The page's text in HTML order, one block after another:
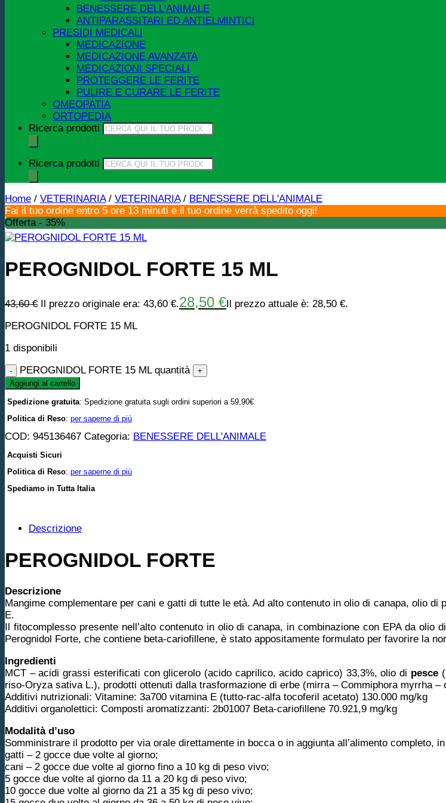
BENESSERE DELL'ANIMALE
ANTIPARASSITARI ED ANTIELMINTICI
PRESIDI MEDICALI
MEDICAZIONE
MEDICAZIONE AVANZATA
MEDICAZIONI SPECIALI
PROTEGGERE LE FERITE
PULIRE E CURARE LE FERITE
OMEOPATIA
ORTOPEDIA
Ricerca prodotti
Ricerca prodotti
Home / VETERINARIA / VETERINARIA / BENESSERE DELL'ANIMALE
Fai il tuo ordine entro 5 ore 13 minuti e il tuo ordine verrà spedito oggi!
Offerta - 35%
PEROGNIDOL FORTE 15 ML
43,60€ Il prezzo originale era: 43,60 €.28,50 €Il prezzo attuale è: 28,50 €.
PEROGNIDOL FORTE 15 ML
1 disponibili
PEROGNIDOL FORTE 15 ML quantità
Aggiungi al carrello
Spedizione gratuita: Spedizione gratuita sugli ordini superiori a 59,90€
Politica di Reso: per saperne di più
COD: 945136467 Categoria: BENESSERE DELL'ANIMALE
Acquisti Sicuri
Politica di Reso: per saperne di più
Spediamo in Tutta Italia
Descrizione
PEROGNIDOL FORTE
Descrizione
Mangime complementare per cani e gatti di tutte le età. Ad alto contenuto in olio di canapa, olio
E.
Il fitocomplesso presente nell’alto contenuto in olio di canapa, in combinazione con EPA da
Perognidol Forte, che contiene beta-cariofillene, è stato appositamente formulato per favorire la
Ingredienti
MCT – acidi grassi esterificati con glicerolo (acido caprilico, acido caprico) 33,3%, olio di pesce
riso-Oryza sativa L.), prodotti ottenuti dalla trasformazione di erbe (mirra – Commiphora myrrha –
Additivi nutrizionali: Vitamine: 3a700 vitamina E (tutto-rac-alfa tocoferil acetato) 130.000 mg/kg
Additivi organolettici: Composti aromatizzanti: 2b01007 Beta-cariofillene 70.921,9 mg/kg
Modalità d’uso
Somministrare il prodotto per via orale direttamente in bocca o in aggiunta all’alimento completo,
gatti – 2 gocce due volte al giorno;
cani – 2 gocce due volte al giorno fino a 10 kg di peso vivo;
5 gocce due volte al giorno da 11 a 20 kg di peso vivo;
10 gocce due volte al giorno da 21 a 35 kg di peso vivo;